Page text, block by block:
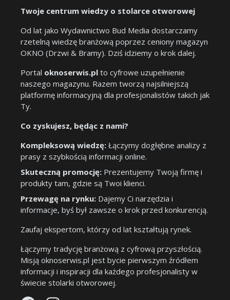
Twoje centrum wiedzy o stolarce otworowej
Od lat jako Wydawnictwo Bud Media dostarczamy
rzetelną wiedzę branżową poprzez ceniony magazyn
OKNO (Drzwi & Bramy). Dziś idziemy o krok dalej.
Portal oknoserwis.pl to cyfrowe uzupełnienie
naszego magazynu. Razem tworzą najsilniejszą
platformę informacyjną dla profesjonalistów takich jak
Ty.
Co zyskujesz, będąc z nami?
Kompleksową wiedzę: Łączymy dogłębne analizy z
prasy z szybkością informacji online.
Skuteczną promocję: Prezentujemy Twoją firmę i
produkty tam, gdzie są Twoi klienci.
Przewagę na rynku: Dajemy Ci narzędzia i
informacje, byś był zawsze o krok przed konkurencją.
Zaufaj ekspertom, którzy od lat kształtują rynek.
Łączymy tradycję branżową z cyfrową przyszłością.
Misją oknoserwis.pl jest bycie pierwszym źródłem
informacji i inspiracji dla każdego profesjonalisty w
świecie stolarki otworowej.